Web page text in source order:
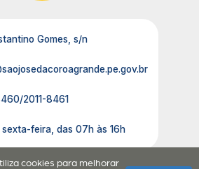
Gomes, s/n
2011-8461
sexta-feira, das 07h às 16h
cookies para melhorar